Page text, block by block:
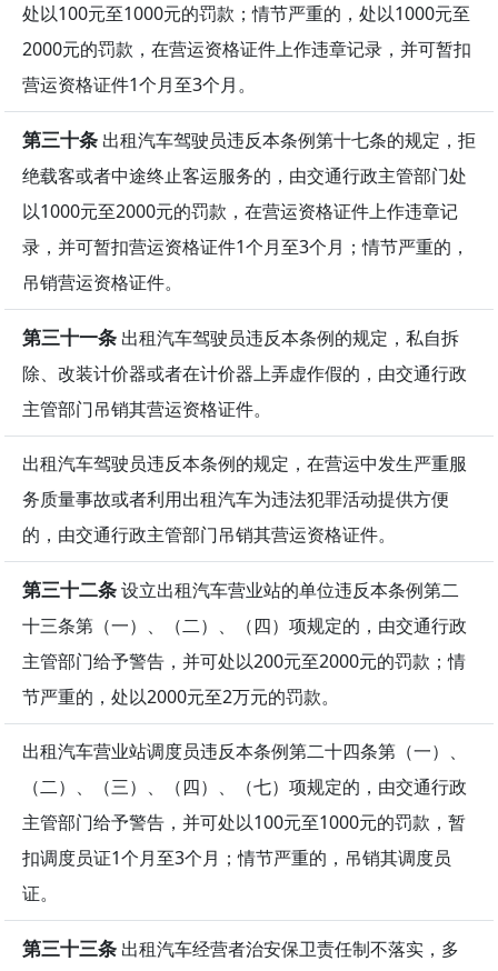
处以100元至1000元的罚款；情节严重的，处以1000元至
2000元的罚款，在营运资格证件上作违章记录，并可暂扣
营运资格证件1个月至3个月。
第三十条 出租汽车驾驶员违反本条例第十七条的规定，拒
绝载客或者中途终止客运服务的，由交通行政主管部门处
以1000元至2000元的罚款，在营运资格证件上作违章记
录，并可暂扣营运资格证件1个月至3个月；情节严重的，
吊销营运资格证件。
第三十一条 出租汽车驾驶员违反本条例的规定，私自拆
除、改装计价器或者在计价器上弄虚作假的，由交通行政
主管部门吊销其营运资格证件。
出租汽车驾驶员违反本条例的规定，在营运中发生严重服
务质量事故或者利用出租汽车为违法犯罪活动提供方便
的，由交通行政主管部门吊销其营运资格证件。
第三十二条设立出租汽车营业站的单位违反本条例第二
十三条第（一）、（二）、（四）项规定的，由交通行政
主管部门给予警告，并可处以200元至2000元的罚款；情
节严重的，处以2000元至2万元的罚款。
出租汽车营业站调度员违反本条例第二十四条第（一）、
（二）、（三）、（四）、（七）项规定的，由交通行政
主管部门给予警告，并可处以100元至1000元的罚款，暂
扣调度员证1个月至3个月；情节严重的，吊销其调度员
证。
第三十三条 出租汽车经营者治安保卫责任制不落实，多